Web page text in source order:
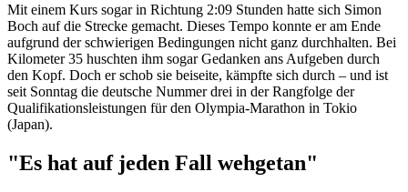
Mit einem Kurs sogar in Richtung 2:09 Stunden hatte sich Simon
Boch auf die Strecke gemacht. Dieses Tempo konnte er am Ende
aufgrund der schwierigen Bedingungen nicht ganz durchhalten. Bei
Kilometer 35 huschten ihm sogar Gedanken ans Aufgeben durch
den Kopf. Doch er schob sie beiseite, kämpfte sich durch – und ist
seit Sonntag die deutsche Nummer drei in der Rangfolge der
Qualifikationsleistungen für den Olympia-Marathon in Tokio
(Japan).
"Es hat auf jeden Fall wehgetan"